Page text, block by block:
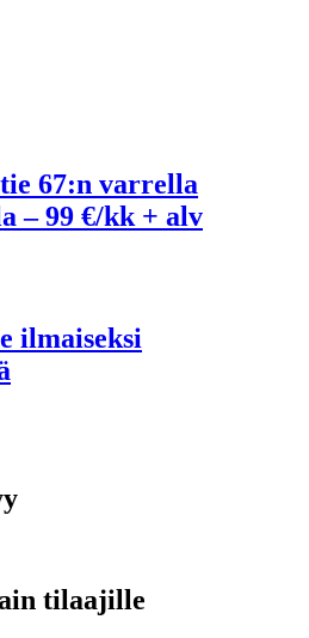
67:n varrella
– 99 €/kk + alv
ilmaiseksi
tilaajille